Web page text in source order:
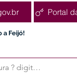
Portal
a Feijó!